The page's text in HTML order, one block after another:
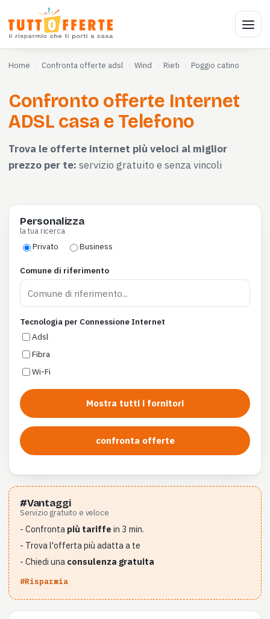
Home Confronta offerte adsl Wind Rieti Poggio catino
Confronto offerte Internet
ADSL casa e Telefono
Trova le offerte internet più veloci al miglior
prezzo per te: servizio gratuito e senza vincoli
Personalizza
la tua ricerca
Privato Business
Comune di riferimento
Tecnologia per Connessione Internet
Adsl
Fibra
Wi-Fi
Mostra tutti i fornitori
confronta offerte
#Vantaggi
Servizio gratuito e veloce
- Confronta più tariffe in 3 min.
- Trova l'offerta più adatta a te
- Chiedi una consulenza gratuita
#Risparmia